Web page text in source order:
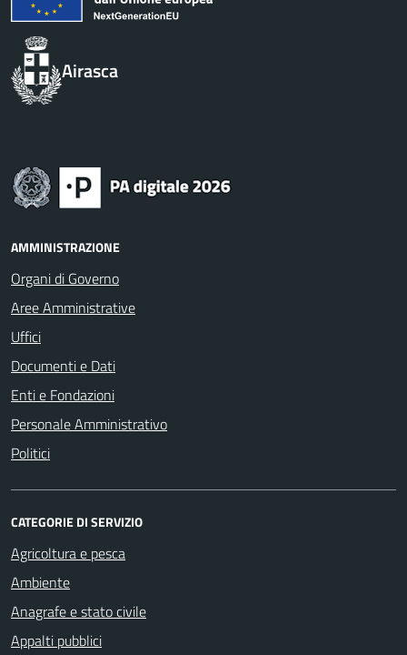
Airasca
AMMINISTRAZIONE
Organi di Governo
Aree Amministrative
Uffici
Documenti e Dati
Enti e Fondazioni
Personale Amministrativo
Politici
CATEGORIE DI SERVIZIO
Agricoltura e pesca
Ambiente
Anagrafe e stato civile
Appalti pubblici